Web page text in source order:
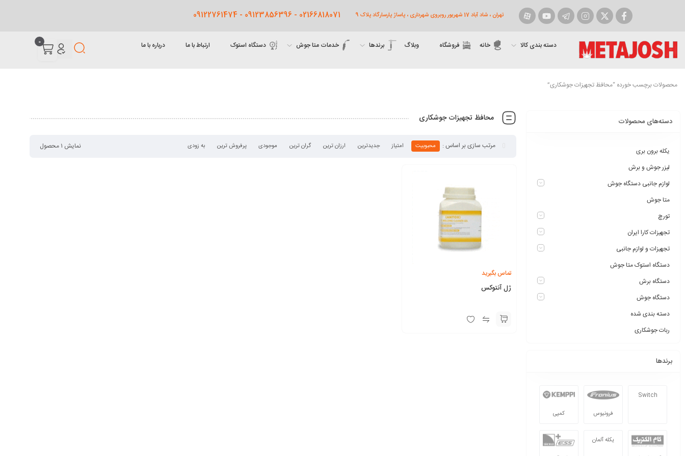
فیسبوک توییتر اینستاگرامتلگرام یوتیوب تهران ، شاد آباد 17 شهریور روبروی شهرداری ، پاساژ پارسارگاد پلاک 9 02166818071 - 09123856396 - 09122761474
دسته بندی کالا خانه فروشگاه وبلاگ برندها خدمات متا جوش دستگاه استوک ارتباط با ما درباره با ما 0
محصولات برچسب خورده “محافظ تجهیزات جوشکاری”
دسته‌های محصولات
یکله برون بری
لیزر جوش و برش
لوازم جانبی دستگاه جوش
متا جوش
تورچ
تجهیزات کارا ایران
تجهیزات و لوازم جانبی
دستگاه استوک متا جوش
دستگاه برش
دستگاه جوش
دسته بندی شده
ربات جوشکاری
برندها
Switch
فرونیوس کمپی
یکله آلمان
محافظ تجهیزات جوشکاری
نمایش ۱ محصول محبوبیت امتیاز جدیدترین ارزان ترین گران ترین موجودی پرفروش ترین به زودی
تماس بگیرید
ژل آنتوکس